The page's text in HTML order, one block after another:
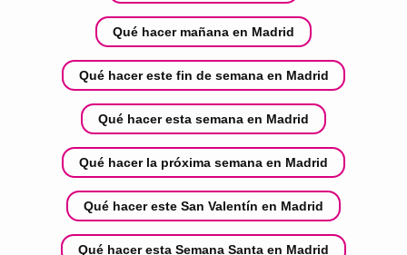
Qué hacer mañana en Madrid
Qué hacer este fin de semana en Madrid
Qué hacer esta semana en Madrid
Qué hacer la próxima semana en Madrid
Qué hacer este San Valentín en Madrid
Qué hacer esta Semana Santa en Madrid